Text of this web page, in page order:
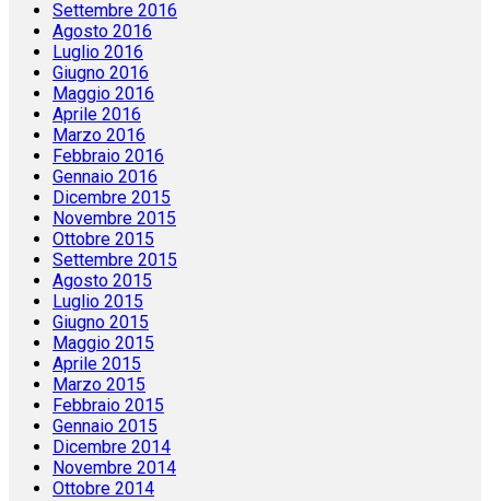
Settembre 2016
Agosto 2016
Luglio 2016
Giugno 2016
Maggio 2016
Aprile 2016
Marzo 2016
Febbraio 2016
Gennaio 2016
Dicembre 2015
Novembre 2015
Ottobre 2015
Settembre 2015
Agosto 2015
Luglio 2015
Giugno 2015
Maggio 2015
Aprile 2015
Marzo 2015
Febbraio 2015
Gennaio 2015
Dicembre 2014
Novembre 2014
Ottobre 2014